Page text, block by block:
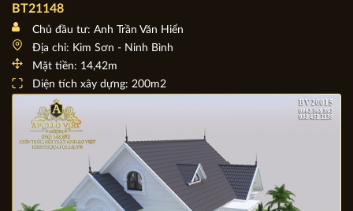
BT21148
Chủ đầu tư: Anh Trần Văn Hiển
Địa chỉ: Kim Sơn - Ninh Bình
Mặt tiền: 14,42m
Diện tích xây dựng: 200m2